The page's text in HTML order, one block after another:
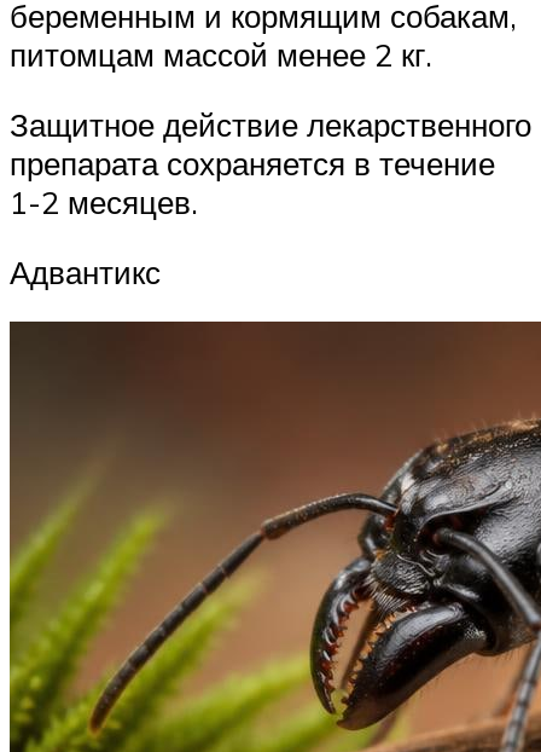
беременным и кормящим собакам,
питомцам массой менее 2 кг.
Защитное действие лекарственного
препарата сохраняется в течение
1-2 месяцев.
Адвантикс